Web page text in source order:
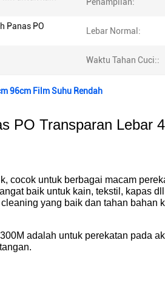
Panas PO
Lebar Normal:
Waktu Tahan Cuci::
96cm Film Suhu Rendah
PO Transparan Lebar
cocok untuk berbagai macam
baik untuk kain, tekstil, kapas
yang baik dan tahan bahan
adalah untuk perekatan pada